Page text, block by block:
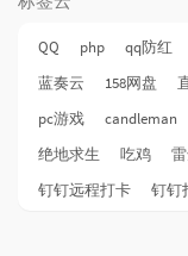
QQ php qq防红
蓝奏云
158网盘
pc游戏
candleman
绝地求生
吃鸡
钉钉远程打卡
钉钉